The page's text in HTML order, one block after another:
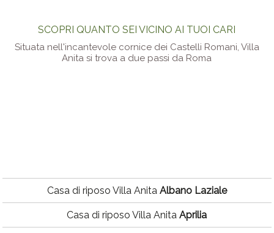
SCOPRI QUANTO SEI VICINO AI TUOI CARI
Situata nell'incantevole cornice dei Castelli Romani, Villa
Anita si trova a due passi da Roma
Casa di riposo Villa Anita Albano Laziale
Casa di riposo Villa AnitaAprilia